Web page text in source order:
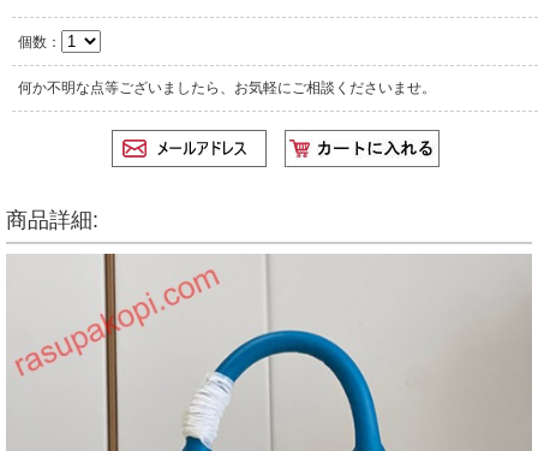
個数：
何か不明な点等ございましたら、お気軽にご相談くださいませ。
商品詳細: